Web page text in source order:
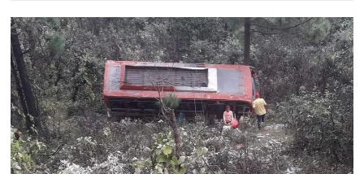
भिडियो
सिफारिस